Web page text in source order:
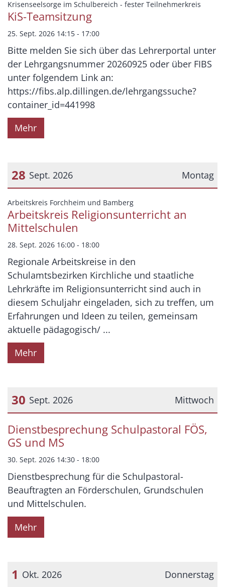
Krisenseelsorge im Schulbereich - fester Teilnehmerkreis
KiS-Teamsitzung
25. Sept. 2026 14:15 - 17:00
Bitte melden Sie sich über das Lehrerportal unter
der Lehrgangsnummer 20260925 oder über FIBS
unter folgendem Link an:
https://fibs.alp.dillingen.de/lehrgangssuche?
container_id=441998
Mehr
Montag
28 Sept. 2026
Datum: 28. September 2026
Arbeitskreis Forchheim und Bamberg:
Arbeitskreis Religionsunterricht an
Mittelschulen
28. Sept. 2026 16:00 - 18:00
Regionale Arbeitskreise in den
Schulamtsbezirken Kirchliche und staatliche
Lehrkräfte im Religionsunterricht sind auch in
diesem Schuljahr eingeladen, sich zu treffen, um
Erfahrungen und Ideen zu teilen, gemeinsam
aktuelle pädagogisch/ ...
Mehr
Mittwoch
30 Sept. 2026
Datum: 30. September 2026
Dienstbesprechung Schulpastoral FÖS,
GS und MS
30. Sept. 2026 14:30 - 18:00
Dienstbesprechung für die Schulpastoral-
Beauftragten an Förderschulen, Grundschulen
und Mittelschulen.
Mehr
Donnerstag
1 Okt. 2026